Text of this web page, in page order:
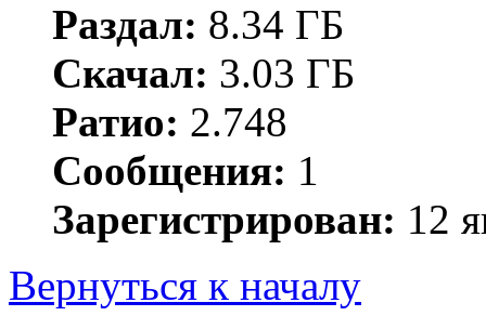
Раздал: 8.34 ГБ
Скачал: 3.03 ГБ
Ратио: 2.748
Сообщения: 1
Зарегистрирован: 12
Вернуться к началу